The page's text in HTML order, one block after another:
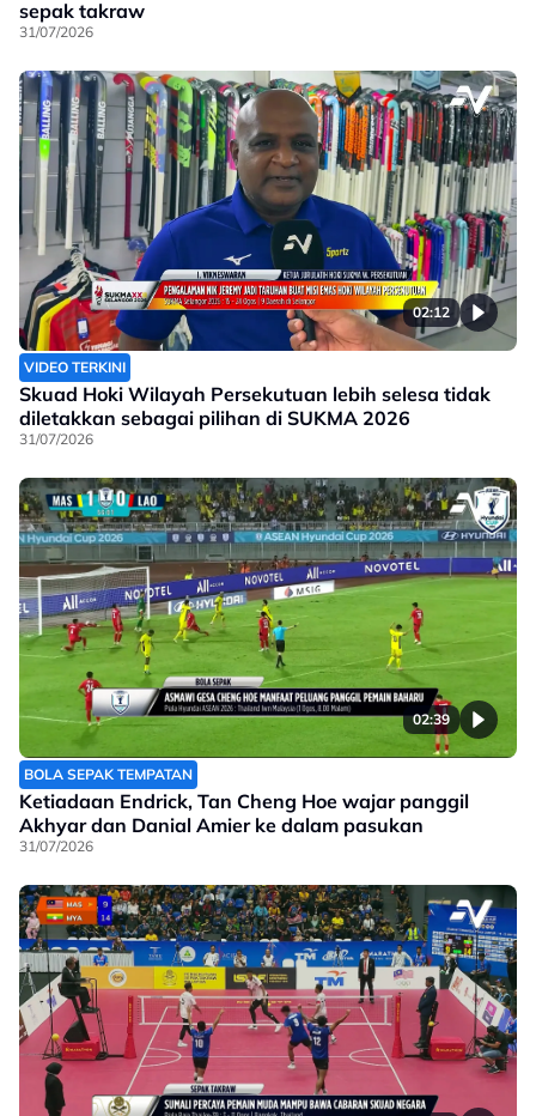
sepak takraw
31/07/2026
02:12
VIDEO TERKINI
Skuad Hoki Wilayah Persekutuan lebih selesa tidak
diletakkan sebagai pilihan di SUKMA 2026
31/07/2026
02:39
BOLA SEPAK TEMPATAN
Ketiadaan Endrick, Tan Cheng Hoe wajar panggil
Akhyar dan Danial Amier ke dalam pasukan
31/07/2026